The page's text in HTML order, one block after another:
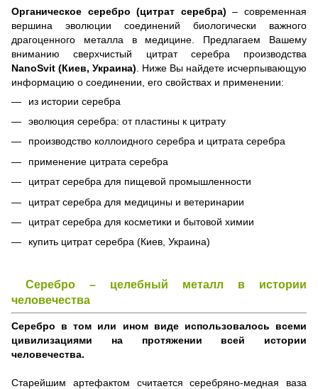
Органическое серебро (цитрат серебра) – современная
вершина эволюции соединений биологически важного
драгоценного металла в медицине. Предлагаем Вашему
вниманию сверхчистый цитрат серебра производства
NanoSvit (Киев, Украина) . Ниже Вы найдете исчерпывающую
информацию о соединении, его свойствах и применении:
из истории серебра
эволюция серебра: от пластины к цитрату
производство коллоидного серебра и цитрата серебра
применение цитрата серебра
цитрат серебра для пищевой промышленности
цитрат серебра для медицины и ветеринарии
цитрат серебра для косметики и бытовой химии
купить цитрат серебра (Киев, Украина)
Серебро – целебный металл в истории
человечества
Серебро в том или ином виде использовалось всеми
цивилизациями на протяжении всей истории
человечества.
Старейшим артефактом считается серебряно-медная ваза